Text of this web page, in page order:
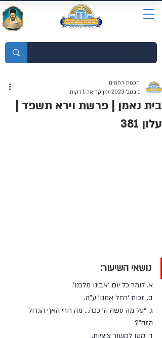
בית נאמן | פרשת וירא תשפד |
עלון 381
חכמת רחמים
1 בנוב׳ 2023
זמן קריאה 1 דקות
נושאי השיעור:
א. לומר כל יום ‘אבינו מלכנו’.
ב. זכות ‘רחל אמנו’ ע”ה.
ג. “על מה עשה ה’ ככה... מה חרי האף הגדול
הזה”?
ד. קטן לקשור ציציות.